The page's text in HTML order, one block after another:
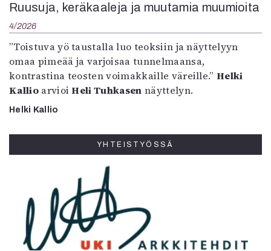
Ruusuja, keräkaaleja ja muutamia muumioita
4/2026
”Toistuva yö taustalla luo teoksiin ja näyttelyyn
omaa pimeää ja varjoisaa tunnelmaansa,
kontrastina teosten voimakkaille väreille.”Helki
KallioarvioiHeli Tuhkasen näyttelyn.
Helki Kallio
YHTEISTYÖSSÄ